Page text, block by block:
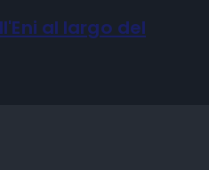
al largo del